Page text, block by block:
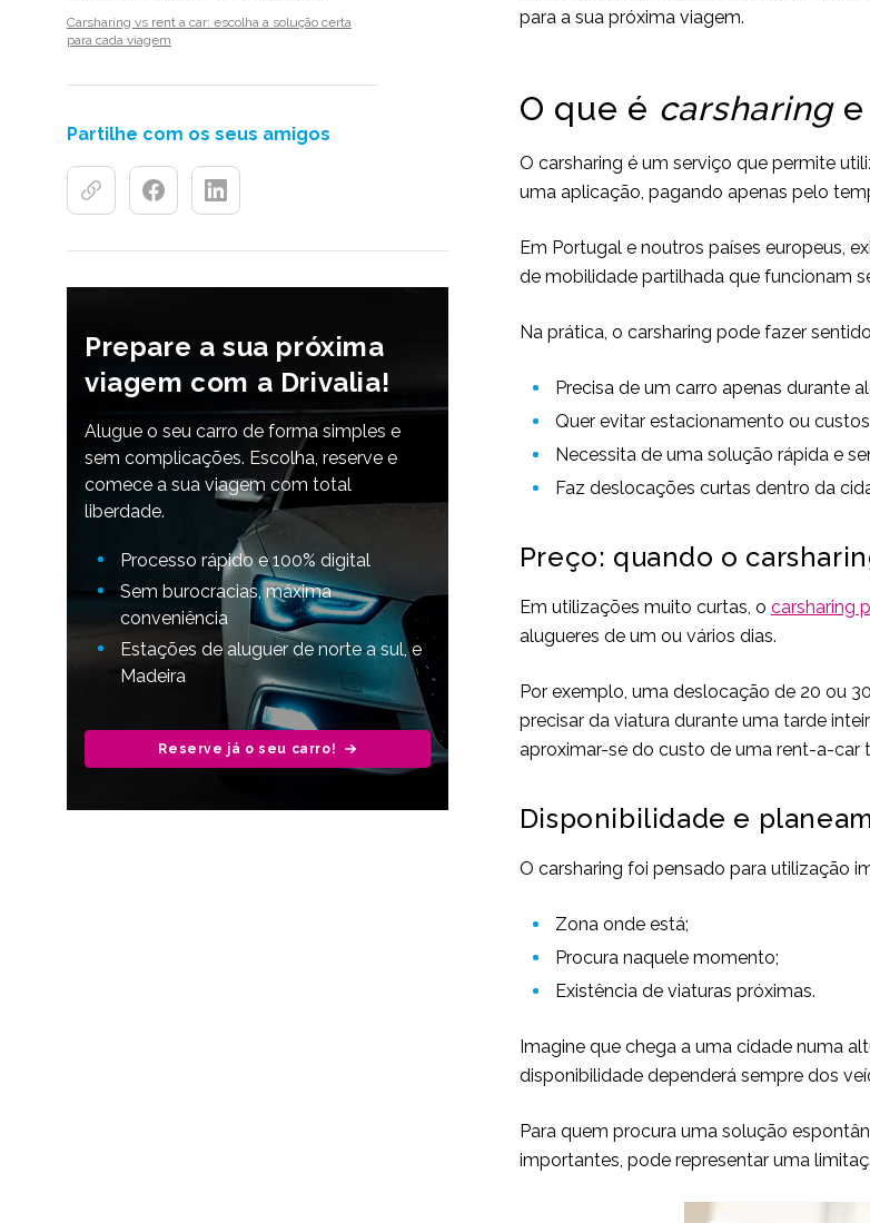
Carsharing vs rent a car: escolha a solução certa
para cada viagem
Partilhe com os seus amigos
Prepare a sua próxima
viagem com a Drivalia!
Alugue o seu carro de forma simples e
sem complicações. Escolha, reserve e
comece a sua viagem com total
liberdade.
Processo rápido e 100% digital
Sem burocracias, máxima
conveniência
Estações de aluguer de norte a sul, e
Madeira
Reserve já o seu carro!
para a sua próxima viagem.
O que é carsharinge
O carsharing é um serviço que permite
uma aplicação, pagando apenas pelo
Em Portugal e noutros países europeus,
de mobilidade partilhada que funcionam
Na prática, o carsharing pode fazer
Precisa de um carro apenas durante
Quer evitar estacionamento ou
Necessita de uma solução rápida e
Faz deslocações curtas dentro da
Preço: quando o
Em utilizações muito curtas, o carsharing
alugueres de um ou vários dias.
Por exemplo, uma deslocação de 20 ou
precisar da viatura durante uma tarde
aproximar-se do custo de uma rent-a-car
Disponibilidade e
O carsharing foi pensado para utilização
Zona onde está;
Procura naquele momento;
Existência de viaturas próximas.
Imagine que chega a uma cidade numa
disponibilidade dependerá sempre dos
Para quem procura uma solução
importantes, pode representar uma